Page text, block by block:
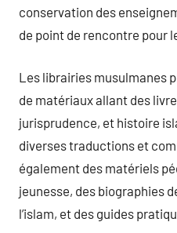
conservation des
de point de rencontre pour
Les librairies musulmanes
de matériaux allant des
jurisprudence, et histoire
diverses traductions et
également des matériels
jeunesse, des biographies
l’islam, et des guides